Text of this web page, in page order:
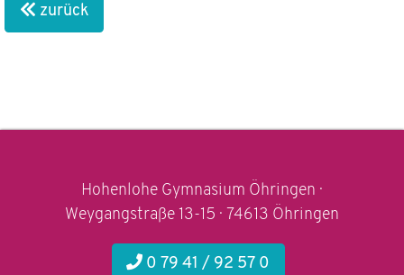
zurück
Hohenlohe Gymnasium Öhringen ·
Weygangstraße 13-15 · 74613 Öhringen
0 79 41 / 92 57 0